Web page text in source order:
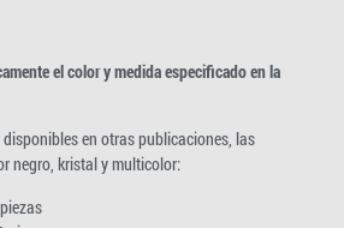
el color y medida especificado en la
en otras publicaciones, las
negro, kristal y multicolor: